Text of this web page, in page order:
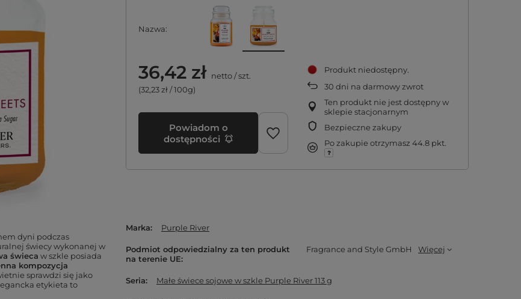
Nazwa
36,42 zł netto/szt.
(32,23 zł / 100g)
Powiadom o
dostępności
Produkt niedostępny
30 dni na darmowy zwrot
Ten produkt nie jest dostępny w
sklepie stacjonarnym
Bezpieczne zakupy
Po zakupie otrzymasz 44.8 pkt.
dyni podczas
świecy wykonanej w
świeca w szkle posiada
kompozycja
sprawdzi się jako
etykieta to
Marka Purple River
Podmiot odpowiedzialny za ten produkt
na terenie UE
Fragrance and Style GmbH Więcej
Seria Małe świece sojowe w szkle Purple River 113 g